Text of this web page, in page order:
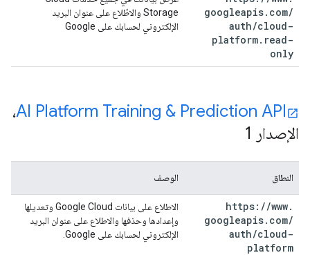
googleapis. com/
auth/cloud-
platform. read-
only
Storage والاطّلاع على عنوان البريد
الإلكتروني لحسابك على Google
‫AI Platform Training & Prediction API،
الإصدار 1
النطاق الوصف
https: //www.
googleapis. com/
auth/cloud-
platform
الاطلاع على بيانات Google Cloud وتعديلها
وإعدادها وحذفها والاطلاع على عنوان البريد
الإلكتروني لحسابك على Google.